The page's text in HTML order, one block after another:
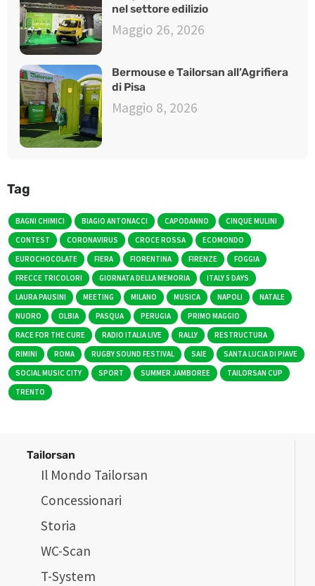
nel settore edilizio
Maggio 26, 2026
Bermouse e Tailorsan all’Agrifiera
di Pisa
Maggio 8, 2026
Tag
BAGNI CHIMICI BIAGIO ANTONACCI CAPODANNO
CINQUE MULINI
CONTEST
CORONAVIRUS CROCE ROSSA
ECOMONDO
EUROCHOCOLATE
FIERA FIORENTINA FIRENZE
FOGGIA
FRECCE TRICOLORI
GIORNATA DELLA MEMORIA
ITALY 5 DAYS
LAURA PAUSINI
MEETING MILANO MUSICA NAPOLI
NATALE
NUORO
OLBIA PASQUA PERUGIA
PRIMO MAGGIO
RACE FOR THE CURE
RADIO ITALIA LIVE RALLY
RESTRUCTURA
RIMINI
ROMA RUGBY SOUND FESTIVAL SAIE
SANTA LUCIA DI PIAVE
SOCIAL MUSIC CITY
SPORT SUMMER JAMBOREE
TAILORSAN CUP
TRENTO
Tailorsan
Il Mondo Tailorsan
Concessionari
Storia
WC-Scan
T-System